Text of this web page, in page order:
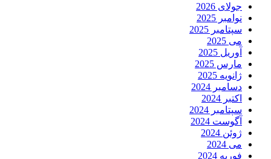
جولای 2026
نوامبر 2025
سپتامبر 2025
می 2025
آوریل 2025
مارس 2025
ژانویه 2025
دسامبر 2024
اکتبر 2024
سپتامبر 2024
آگوست 2024
ژوئن 2024
می 2024
فوریه 2024